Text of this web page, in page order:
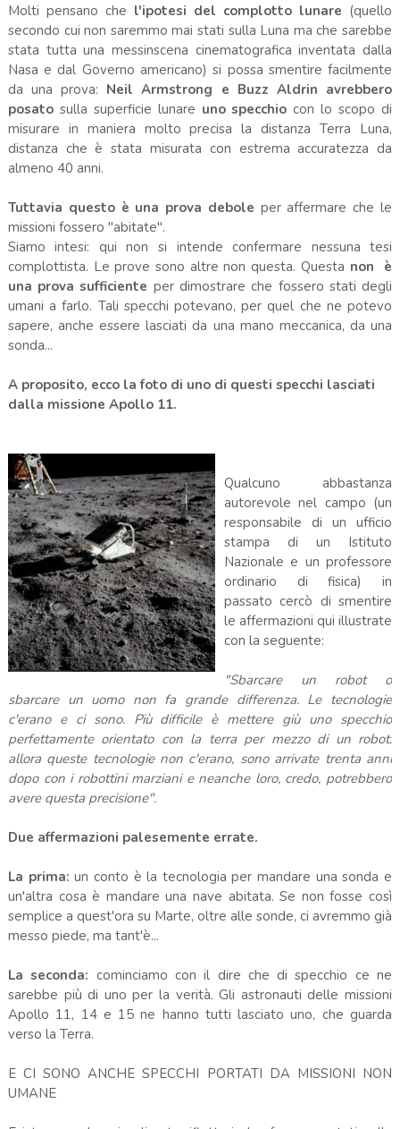
Molti pensano che l'ipotesi del complotto lunare (quello
secondo cui non saremmo mai stati sulla Luna ma che sarebbe
stata tutta una messinscena cinematografica inventata dalla
Nasa e dal Governo americano) si possa smentire facilmente
da una prova: Neil Armstrong e Buzz Aldrin avrebbero
posatosulla superficie lunare uno specchiocon lo scopo di
misurare in maniera molto precisa la distanza Terra Luna,
distanza che è stata misurata con estrema accuratezza da
almeno 40 anni.
Tuttavia questo è una prova debole per affermare che le
missioni fossero "abitate".
Siamo intesi: qui non si intende confermare nessuna tesi
complottista. Le prove sono altre non questa. Questa non è
una prova sufficiente per dimostrare che fossero stati degli
umani a farlo. Tali specchi potevano, per quel che ne potevo
sapere, anche essere lasciati da una mano meccanica, da una
sonda...
A proposito, ecco la foto di uno di questi specchi lasciati
dalla missione Apollo 11.
Qualcuno abbastanza
autorevole nel campo (un
responsabile di un ufficio
stampa di un Istituto
Nazionale e un professore
ordinario di fisica) in
passato cercò di smentire
le affermazioni qui illustrate
con la seguente:
"Sbarcare un robot o
sbarcare un uomo non fa grande differenza. Le tecnologie
c'erano e ci sono. Più difficile è mettere giù uno specchio
perfettamente orientato con la terra per mezzo di un robot:
allora queste tecnologie non c'erano, sono arrivate trenta anni
dopo con i robottini marziani e neanche loro, credo, potrebbero
avere questa precisione".
Due affermazioni palesemente errate.
La prima:un conto è la tecnologia per mandare una sonda e
un'altra cosa è mandare una nave abitata. Se non fosse così
semplice a quest'ora su Marte, oltre alle sonde, ci avremmo già
messo piede, ma tant'è...
La seconda: cominciamo con il dire che di specchio ce ne
sarebbe più di uno per la verità. Gli astronauti delle missioni
Apollo 11, 14 e 15 ne hanno tutti lasciato uno, che guarda
verso la Terra.
E CI SONO ANCHE SPECCHI PORTATI DA MISSIONI NON
UMANE